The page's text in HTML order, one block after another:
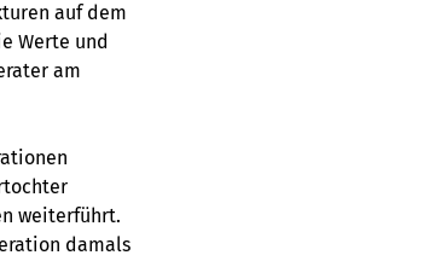
auf dem
Werte und
am
weiterführt.
damals